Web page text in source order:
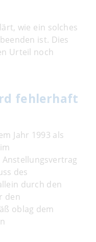
wie ein solches
ist. Dies
Urteil noch
fehlerhaft
Jahr 1993 als
des
durch den
den
oblag dem